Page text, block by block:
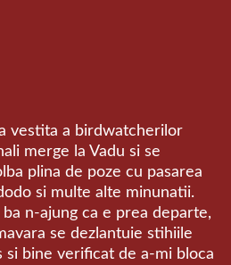
a birdwatcherilor
merge la Vadu si se
plina de poze cu pasarea
si multe alte minunatii.
n-ajung ca e prea departe,
se dezlantuie stihiile
si bine verificat de a-mi bloca